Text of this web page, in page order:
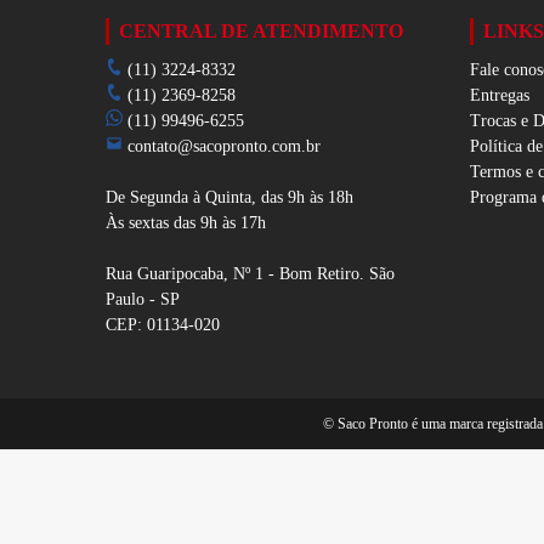
CENTRAL DE ATENDIMENTO
(11) 3224-8332
(11) 2369-8258
(11) 99496-6255
contato@sacopronto.com.br
De Segunda à Quinta, das 9h às 18h
Às sextas das 9h às 17h
Rua Guaripocaba, Nº 1 - Bom Retiro. São
Paulo - SP
CEP: 01134-020
Fale
Entregas
Trocas e
Política
Termos e
Programa
© Saco Pronto é uma marca